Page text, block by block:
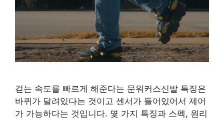
걷는 속도를 빠르게 해준다는 문워커스신발 특징은
바퀴가 달려있다는 것이고 센서가 들어있어서 제어
가 가능하다는 것입니다. 몇 가지 특징과 스펙, 원리